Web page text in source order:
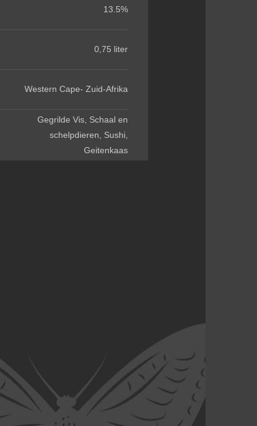
13.5%
0,75 liter
Western Cape- Zuid-Afrika
Gegrilde Vis, Schaal en
schelpdieren, Sushi,
Geitenkaas